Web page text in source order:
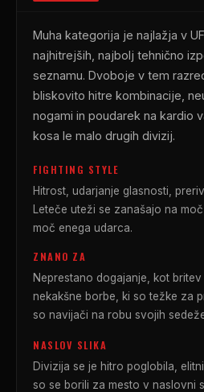
Muha kategorija je najlažja v
najhitrejših, najbolj tehnično
seznamu. Dvoboje v tem
bliskovito hitre kombinacije,
nogami in poudarek na kardio
kosa le malo drugih divizij.
FIGHTING STYLE
Hitrost, udarjanje glasnosti,
Leteče uteži se zanašajo na
moč enega udarca.
ZNANO ZA
Neprestano dogajanje, kot
nekakšne borbe, ki so težke za
so navijači na robu svojih
NASLOV SLIKA
Divizija se je hitro poglobila,
so se borili za mesto v naslovni